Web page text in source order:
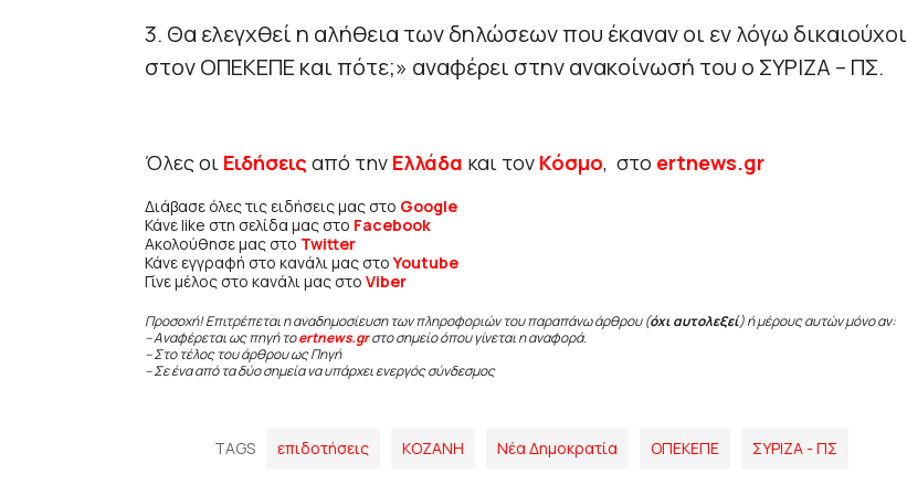
3. Θα ελεγχθεί η αλήθεια των δηλώσεων που έκαναν οι εν λόγω δικαιούχοι
στον ΟΠΕΚΕΠΕ και πότε;» αναφέρει στην ανακοίνωσή του ο ΣΥΡΙΖΑ – ΠΣ.
Όλες οι Ειδήσεις από την Ελλάδα και τον Κόσμο, στο ertnews.gr
Διάβασε όλες τις ειδήσεις μας στο Google
Κάνε like στη σελίδα μας στο Facebook
Ακολούθησε μας στο Twitter
Κάνε εγγραφή στο κανάλι μας στοYoutube
Γίνε μέλος στο κανάλι μας στο Viber
Προσοχή! Επιτρέπεται η αναδημοσίευση των πληροφοριών του παραπάνω άρθρου (όχι αυτολεξεί) ή μέρους αυτών μόνο αν:
– Αναφέρεται ως πηγή τοertnews.gr στο σημείο όπου γίνεται η αναφορά.
– Στο τέλος του άρθρου ως Πηγή
– Σε ένα από τα δύο σημεία να υπάρχει ενεργός σύνδεσμος
TAGS επιδοτήσεις ΚΟΖΑΝΗ Νέα Δημοκρατία ΟΠΕΚΕΠΕ ΣΥΡΙΖΑ - ΠΣ